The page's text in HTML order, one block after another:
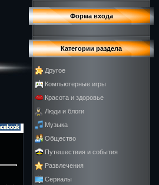
Форма входа
Категории раздела
Другое
Компьютерные игры
Красота и здоровье
Люди и блоги
Музыка
Общество
Путешествия и события
Развлечения
Сериалы